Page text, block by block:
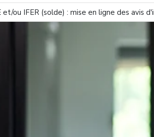
et/ou IFER (solde) : mise en ligne des avis